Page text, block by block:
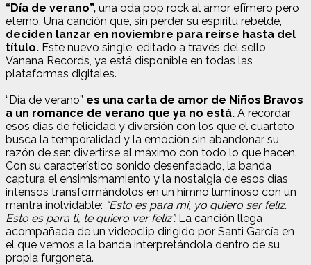
“Día de verano”, una oda pop rock al amor efímero pero
eterno. Una canción que, sin perder su espíritu rebelde,
deciden lanzar en noviembre para reírse hasta del
título. Este nuevo single, editado a través del sello
Vanana Records, ya está disponible en todas las
plataformas digitales.
“Día de verano” es una carta de amor de Niños Bravos
a un romance de verano que ya no está. A recordar
esos días de felicidad y diversión con los que el cuarteto
busca la temporalidad y la emoción sin abandonar su
razón de ser: divertirse al máximo con todo lo que hacen.
Con su característico sonido desenfadado, la banda
captura el ensimismamiento y la nostalgia de esos días
intensos transformándolos en un himno luminoso con un
mantra inolvidable: “Esto es para mí, yo quiero ser feliz.
Esto es para ti, te quiero ver feliz”.La canción llega
acompañada de un videoclip dirigido por Santi García en
el que vemos a la banda interpretándola dentro de su
propia furgoneta.